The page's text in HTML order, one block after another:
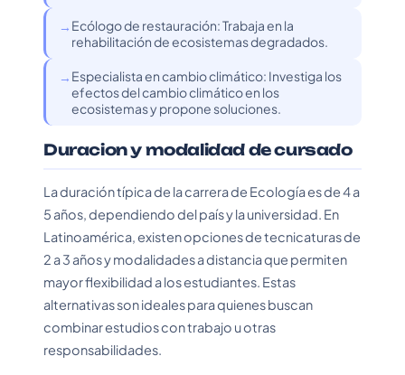
Ecólogo de restauración: Trabaja en la
rehabilitación de ecosistemas degradados.
Especialista en cambio climático: Investiga los
efectos del cambio climático en los
ecosistemas y propone soluciones.
Duracion y modalidad de cursado
La duración típica de la carrera de Ecología es de 4 a
5 años, dependiendo del país y la universidad. En
Latinoamérica, existen opciones de tecnicaturas de
2 a 3 años y modalidades a distancia que permiten
mayor flexibilidad a los estudiantes. Estas
alternativas son ideales para quienes buscan
combinar estudios con trabajo u otras
responsabilidades.